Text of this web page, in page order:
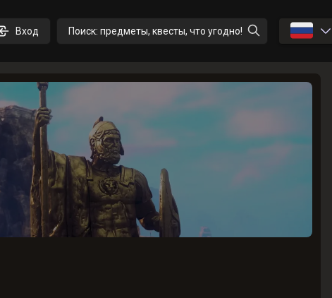
Вход Поиск: предметы, квесты, что угодно! 🇷🇺